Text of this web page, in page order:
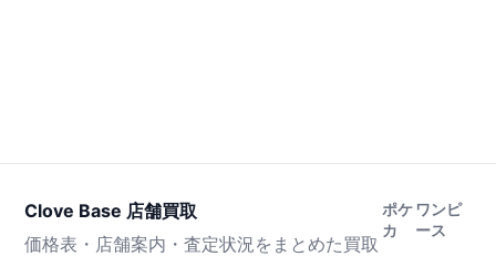
Clove Base 店舗買取
価格表・店舗案内・査定状況をまとめた買取
ポケ
カ
ワンピ
ース